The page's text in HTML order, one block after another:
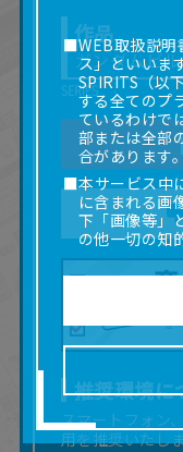
作品
ガンダムビ
推奨環境に
スマートフォン
用を推奨いたし
■WEB取扱説明
ス」といいま
SPIRITS（以
する全てのプ
ているわけで
部または全部
合があります
■本サービス中
に含まれる画
下「画像等」
の他一切の知
の許諾を受け
使用（本サー
等の利用を含
複写、改変、
を含むがこれ
いたします。
■掲載している
た商品に同梱
す。